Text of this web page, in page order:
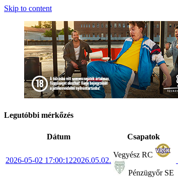
Skip to content
Legutóbbi mérkőzés
Dátum Csapatok
2026-05-02 17:00:122026.05.02.
Vegyész RC
Pénzügyőr SE